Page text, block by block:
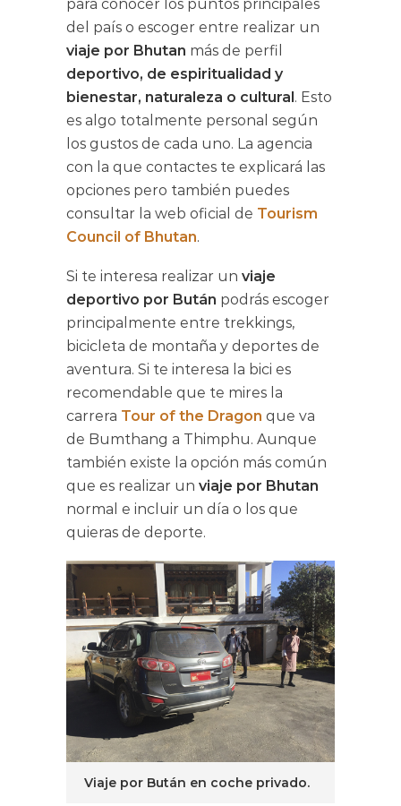
para conocer los puntos principales
del país o escoger entre realizar un
viaje por Bhutan más de perfil
deportivo, de espiritualidad y
bienestar, naturaleza o cultural. Esto
es algo totalmente personal según
los gustos de cada uno. La agencia
con la que contactes te explicará las
opciones pero también puedes
consultar la web oficial de Tourism
Council of Bhutan.
Si te interesa realizar un viaje
deportivo por Bután podrás escoger
principalmente entre trekkings,
bicicleta de montaña y deportes de
aventura. Si te interesa la bici es
recomendable que te mires la
carrera Tour of the Dragon que va
de Bumthang a Thimphu. Aunque
también existe la opción más común
que es realizar un viaje por Bhutan
normal e incluir un día o los que
quieras de deporte.
Viaje por Bután en coche privado.